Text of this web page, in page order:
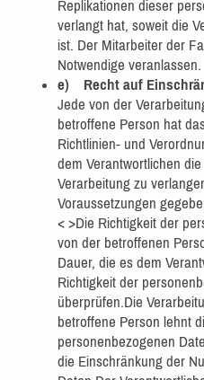
Replikationen dieser
verlangt hat, soweit die
ist. Der Mitarbeiter der
Notwendige veranlassen.
e) Recht auf
Jede von der
betroffene Person hat
Richtlinien- und
dem Verantwortlichen
Verarbeitung zu
Voraussetzungen
< >Die Richtigkeit der
von der betroffenen
Dauer, die es dem
Richtigkeit der
überprüfen.Die
betroffene Person lehnt
personenbezogenen
die Einschränkung der